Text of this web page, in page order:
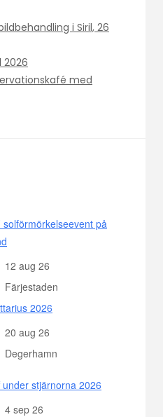
i Siril, 26
2026
med
solförmörkelseevent på
12 aug 26
Färjestaden
2026
20 aug 26
Degerhamn
under stjärnorna 2026
4 sep 26